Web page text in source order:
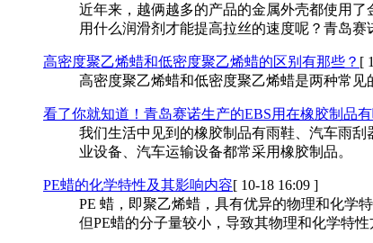
近年来，越俩越多的产品的金属外壳都使用
用什么润滑剂才能提高拉丝的速度呢？青岛
高密度聚乙烯蜡和低密度聚乙烯蜡的区别有那些？ [
高密度聚乙烯蜡和低密度聚乙烯蜡是两种常
看了你就知道！青岛赛诺生产的EBS用在橡胶制品
我们生活中见到的橡胶制品有雨鞋、汽车雨
业设备、汽车运输设备都常采用橡胶制品。
PE蜡的化学特性及其影响内容[ 10-18 16:09 ]
PE 蜡，即聚乙烯蜡，具有优异的物理和化学
但PE蜡的分子量较小，导致其物理和化学特性